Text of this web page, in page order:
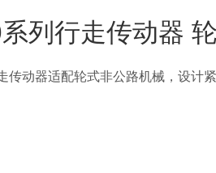
列行走传动器
动器适配轮式非公路机械，设计